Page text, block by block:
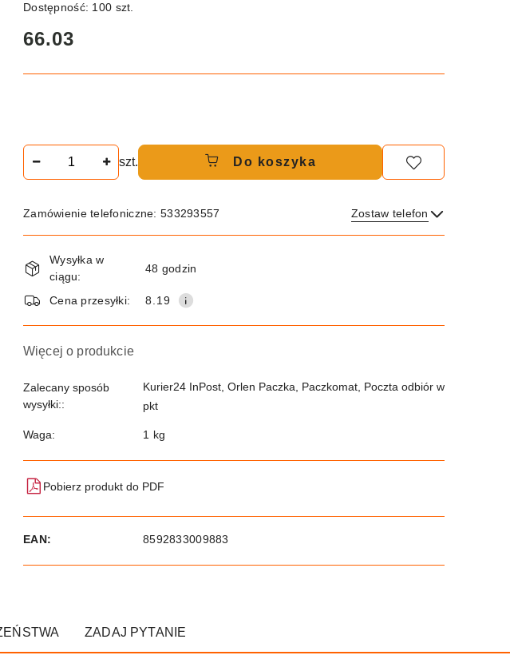
Dostępność: 100 szt.
cena:
66.03
szt. Do koszyka
Zamówienie telefoniczne: 533293557 Zostaw telefon
Wyślij
Dostępność
i
dostawa
Wysyłka w
ciągu:
48 godzin
Cena przesyłki: 8.19
Więcej o produkcie
Zalecany sposób
wysyłki::
Kurier24 InPost, Orlen Paczka, Paczkomat, Poczta odbiór w
pkt
Waga: 1 kg
Pobierz produkt do PDF
EAN: 8592833009883
ZADAJ PYTANIE